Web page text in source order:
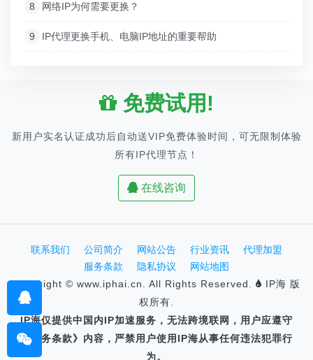
8 网络IP为何需要更换？
9 IP代理更换手机、电脑IP地址的重要帮助
免费试用!
新用户实名认证成功后自动送VIP免费体验时间，可无限制体验
所有IP代理节点！
在线咨询
联系我们 公司简介 网站公告 行业资讯
代理加盟
服务条款
隐私协议
网站地图
Copyright © www.iphai.cn. All Rights Reserved.
IP海 版
权所有.
IP海仅提供中国内IP加速服务，无法跨境联网，用户应遵守
《服务条款》内容，严禁用户使用IP海从事任何违法犯罪行
为。